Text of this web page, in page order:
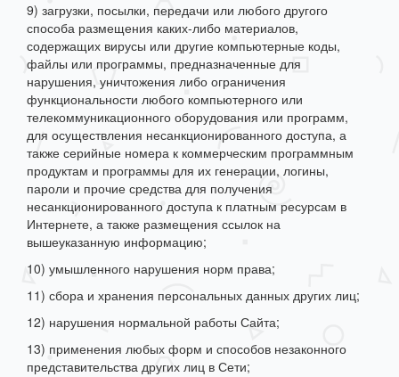
9) загрузки, посылки, передачи или любого другого
способа размещения каких-либо материалов,
содержащих вирусы или другие компьютерные коды,
файлы или программы, предназначенные для
нарушения, уничтожения либо ограничения
функциональности любого компьютерного или
телекоммуникационного оборудования или программ,
для осуществления несанкционированного доступа, а
также серийные номера к коммерческим программным
продуктам и программы для их генерации, логины,
пароли и прочие средства для получения
несанкционированного доступа к платным ресурсам в
Интернете, а также размещения ссылок на
вышеуказанную информацию;
10) умышленного нарушения норм права;
11) сбора и хранения персональных данных других лиц;
12) нарушения нормальной работы Сайта;
13) применения любых форм и способов незаконного
представительства других лиц в Сети;